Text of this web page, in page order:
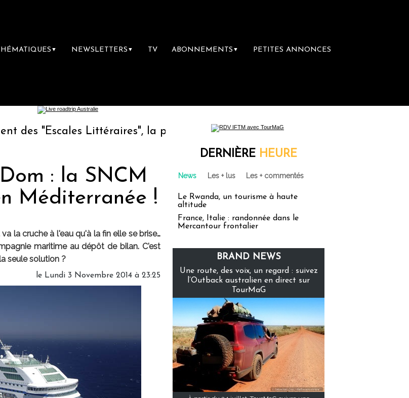
▼ NEWSLETTERS ▼ TV ABONNEMENTS ▼ PETITES ANNONCES
Littéraires", la première librairie du voyage Le groupe Sainte-Claire
: la SNCM
Méditerranée !
la cruche à l'eau qu'à la fin elle se brise…
maritime au dépôt de bilan. C'est
seule solution ?
le Lundi 3 Novembre 2014 à 23:25
DERNIÈRE HEURE
News Les + lus Les + commentés
Le Rwanda, un tourisme à haute
altitude
France, Italie : randonnée dans le
Mercantour frontalier
BRAND NEWS
Une route, des voix, un regard : suivez
l’Outback australien en direct sur
TourMaG